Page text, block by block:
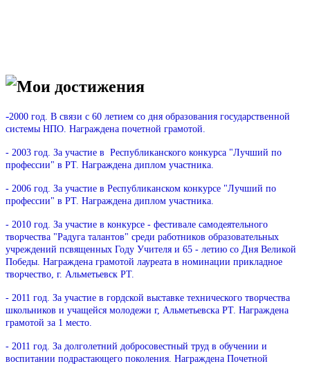
Мои достижения
-2000 год. В связи с 60 летием со дня образования государственной
системы НПО. Награждена почетной грамотой.
- 2003 год. За участие в Республиканского конкурса "Лучший по
профессии" в РТ. Награждена диплом участника.
- 2006 год. За участие в Республиканском конкурсе "Лучший по
профессии" в РТ. Награждена диплом участника.
- 2010 год. За участие в конкурсе - фестивале самодеятельного
творчества "Радуга талантов" среди работников образовательных
учреждений псвященных Году Учителя и 65 - летию со Дня Великой
Победы. Награждена грамотой лауреата в номинации прикладное
творчество, г. Альметьевск РТ.
- 2011 год. За участие в гордской выставке технического творчества
школьников и учащейся молодежи г, Альметьевска РТ. Награждена
грамотой за 1 место.
- 2011 год. За долголетний добросовестный труд в обучении и
воспитании подрастающего поколения. Награждена Почетной